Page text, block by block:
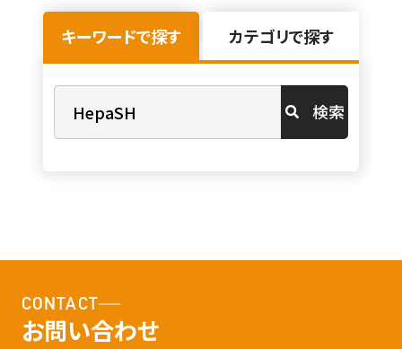
キーワードで探す カテゴリで探す
検索
CONTACT
お問い合わせ